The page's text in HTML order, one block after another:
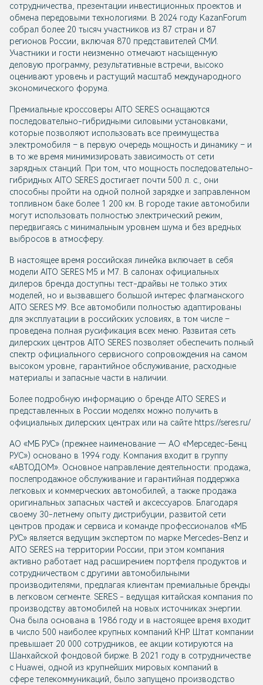
сотрудничества, презентации инвестиционных проектов и
обмена передовыми технологиями. В 2024 году KazanForum
собрал более 20 тысяч участников из 87 стран и 87
регионов России, включая 870 представителей СМИ.
Участники и гости неизменно отмечают насыщенную
деловую программу, результативные встречи, высоко
оценивают уровень и растущий масштаб международного
экономического форума.
Премиальные кроссоверы AITO SERES оснащаются
последовательно-гибридными силовыми установками,
которые позволяют использовать все преимущества
электромобиля – в первую очередь мощность и динамику – и
в то же время минимизировать зависимость от сети
зарядных станций. При том, что мощность последовательно-
гибридных AITO SERES достигает почти 500 л. с., они
способны пройти на одной полной зарядке и заправленном
топливном баке более 1 200 км. В городе такие автомобили
могут использовать полностью электрический режим,
передвигаясь с минимальным уровнем шума и без вредных
выбросов в атмосферу.
В настоящее время российская линейка включает в себя
модели AITO SERES М5 и М7. В салонах официальных
дилеров бренда доступны тест-драйвы не только этих
моделей, но и вызвавшего большой интерес флагманского
AITO SERES М9. Все автомобили полностью адаптированы
для эксплуатации в российских условиях, в том числе –
проведена полная русификация всех меню. Развитая сеть
дилерских центров AITO SERES позволяет обеспечить полный
спектр официального сервисного сопровождения на самом
высоком уровне, гарантийное обслуживание, расходные
материалы и запасные части в наличии.
Более подробную информацию о бренде AITO SERES и
представленных в России моделях можно получить в
официальных дилерских центрах или на сайте https://seres.ru/
АО «МБ РУС» (прежнее наименование — AO «Мерседес-Бенц
PУC») основано в 1994 году. Компания входит в группу
«АВТОДОМ». Основное направление деятельности: продажа,
послепродажное обслуживание и гарантийная поддержка
легковых и коммерческих автомобилей, а также продажа
оригинальных запасных частей и аксессуаров. Благодаря
своему 30-летнему опыту дистрибуции, развитой сети
центров продаж и сервиса и команде профессионалов «МБ
РУС» является ведущим экспертом по марке Mercedes-Benz и
AITO SERES на территории России, при этом компания
активно работает над расширением портфеля продуктов и
сотрудничеством с другими автомобильными
производителями, предлагая клиентам премиальные бренды
в легковом сегменте. SERES - ведущая китайская компания по
производству автомобилей на новых источниках энергии.
Она была основана в 1986 году и в настоящее время входит
в число 500 наиболее крупных компаний КНР. Штат компании
превышает 20 000 сотрудников, ее акции котируются на
Шанхайской фондовой бирже. В 2021 году в сотрудничестве
с Huawei, одной из крупнейших мировых компаний в
сфере телекоммуникаций, было запущено производство